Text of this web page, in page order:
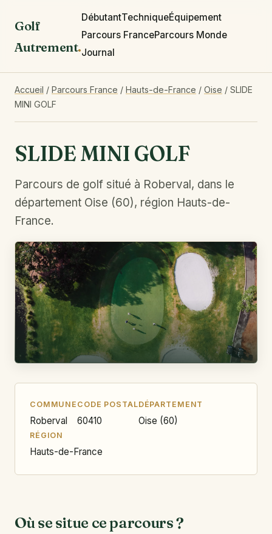
Golf
Autrement.
DébutantTechniqueÉquipement
Parcours FranceParcours Monde
Journal
Accueil / Parcours France / Hauts-de-France / Oise / SLIDE
MINI GOLF
SLIDE MINI GOLF
Parcours de golf situé à Roberval, dans le
département Oise (60), région Hauts-de-
France.
COMMUNE
Roberval
CODE POSTAL
60410
DÉPARTEMENT
Oise (60)
RÉGION
Hauts-de-France
Où se situe ce parcours ?